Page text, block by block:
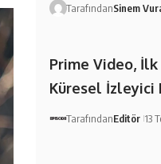
TarafındanSinem
Prime Video, İlk
Küresel İzleyici
TarafındanEditör 13